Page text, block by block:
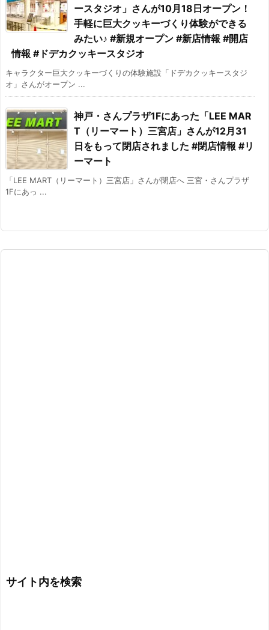
ースタジオ」さんが10月18日オープン！
手軽に巨大クッキーづくり体験ができる
みたい♪ #新規オープン #新店情報 #開店
情報 #ドデカクッキースタジオ
キャラクター巨大クッキーづくりの体験施設「ドデカクッキースタジ
オ」さんがオープン ...
神戸・さんプラザ1Fにあった「LEE MAR
T（リーマート）三宮店」さんが12月31
日をもって閉店されました #閉店情報 #リ
ーマート
「LEE MART（リーマート）三宮店」さんが閉店へ 三宮・さんプラザ
1Fにあっ ...
サイト内を検索